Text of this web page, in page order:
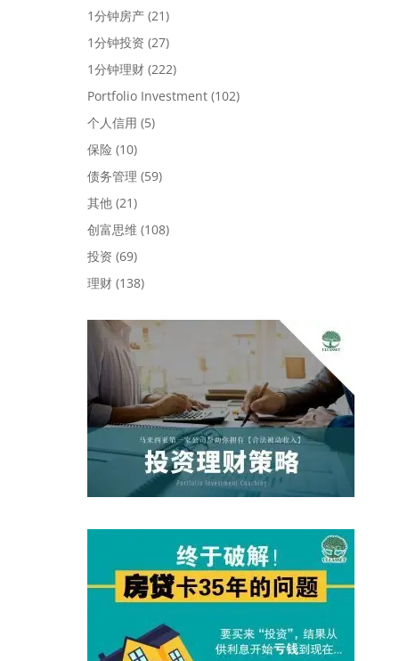
1分钟房产 (21)
1分钟投资 (27)
1分钟理财 (222)
Portfolio Investment (102)
个人信用 (5)
保险 (10)
债务管理 (59)
其他 (21)
创富思维 (108)
投资 (69)
理财 (138)